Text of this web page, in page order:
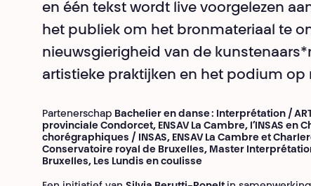
en één tekst wordt live voorgelezen
het publiek om het bronmateriaal te
nieuwsgierigheid van de
artistieke praktijken en het podium op
Partenerschap Bachelier en danse : Interprétation /
provinciale Condorcet, ENSAV La Cambre, l’INSAS
chorégraphiques / INSAS, ENSAV La Cambre et
Conservatoire royal de Bruxelles, Master
Bruxelles, Les Lundis en coulisse